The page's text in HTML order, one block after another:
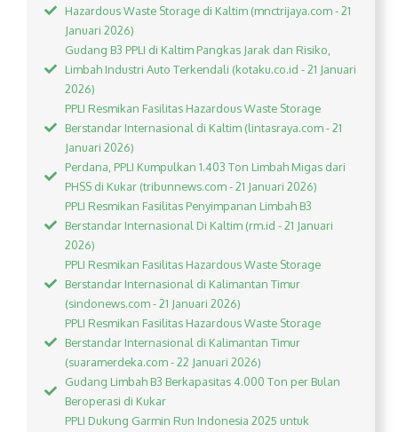
Hazardous Waste Storage di Kaltim (mnctrijaya.com - 21
Januari 2026)
Gudang B3 PPLI di Kaltim Pangkas Jarak dan Risiko,
Limbah Industri Auto Terkendali (kotaku.co.id - 21 Januari
2026)
PPLI Resmikan Fasilitas Hazardous Waste Storage
Berstandar Internasional di Kaltim (lintasraya.com - 21
Januari 2026)
Perdana, PPLI Kumpulkan 1.403 Ton Limbah Migas dari
PHSS di Kukar (tribunnews.com - 21 Januari 2026)
PPLI Resmikan Fasilitas Penyimpanan Limbah B3
Berstandar Internasional Di Kaltim (rm.id - 21 Januari
2026)
PPLI Resmikan Fasilitas Hazardous Waste Storage
Berstandar Internasional di Kalimantan Timur
(sindonews.com - 21 Januari 2026)
PPLI Resmikan Fasilitas Hazardous Waste Storage
Berstandar Internasional di Kalimantan Timur
(suaramerdeka.com - 22 Januari 2026)
Gudang Limbah B3 Berkapasitas 4.000 Ton per Bulan
Beroperasi di Kukar
PPLI Dukung Garmin Run Indonesia 2025 untuk